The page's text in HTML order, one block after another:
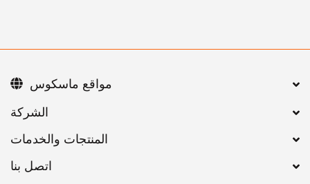
اتصل بنا
مواقع ماسكوس